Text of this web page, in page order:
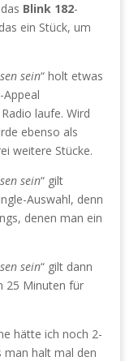
Blink 182-
ein Stück, um
sein“ holt etwas
laufe. Wird
ebenso als
weitere Stücke.
sein“ gilt
Auswahl, denn
denen man ein
sein“ gilt dann
25 Minuten für
hätte ich noch 2-
halt mal den